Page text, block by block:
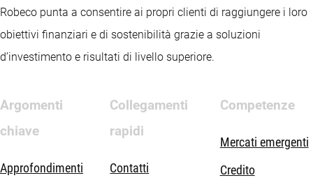
Robeco punta a consentire ai propri clienti di raggiungere i loro
obiettivi finanziari e di sostenibilità grazie a soluzioni
d’investimento e risultati di livello superiore.
Argomenti
chiave
Approfondimenti
Collegamenti
rapidi
Contatti
Competenze
Mercati emergenti
Credito